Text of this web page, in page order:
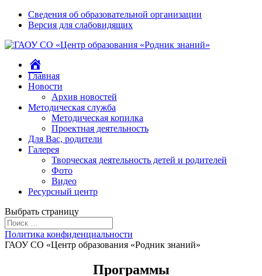
Сведения об образовательной организации
Версия для слабовидящих
Домой
Главная
Новости
Архив новостей
Методическая служба
Методическая копилка
Проектная деятельность
Для Вас, родители
Галерея
Творческая деятельность детей и родителей
Фото
Видео
Ресурсный центр
Выбрать страницу
Политика конфиденциальности
ГАОУ СО «Центр образования «Родник знаний»
Программы